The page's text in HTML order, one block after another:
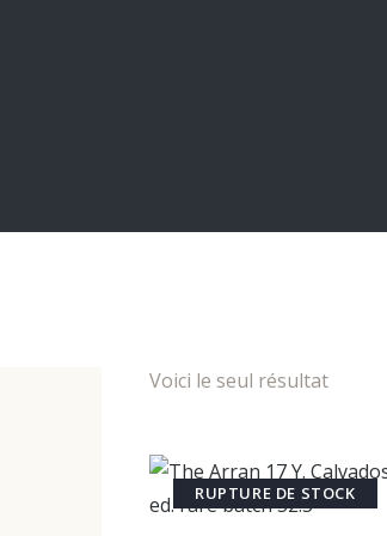
Voici le seul résultat
RUPTURE DE STOCK